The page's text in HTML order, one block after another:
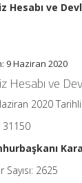
Hesabı ve
9 Haziran 2020
Hesabı ve
2020
31150
Sayısı: 2625